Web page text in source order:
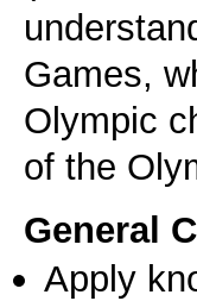
Games,
Olympic
of the
General
Apply